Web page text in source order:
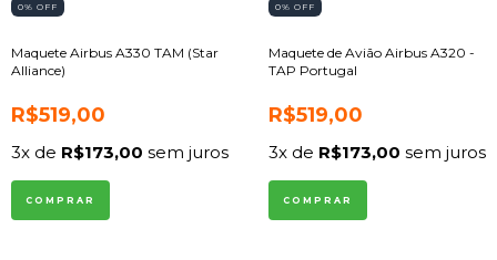
0% OFF
Maquete Airbus A330 TAM (Star
Alliance)
R$519,00
3x de R$173,00 sem juros
0% OFF
Maquete de Avião Airbus A320 -
TAP Portugal
R$519,00
3x de R$173,00 sem juros